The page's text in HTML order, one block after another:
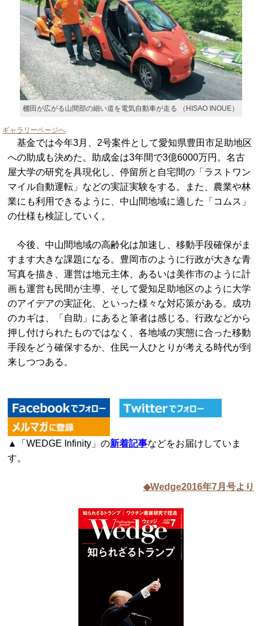
棚田が広がる山間部の細い道を電気自動車が走る （HISAO INOUE）
ギャラリーページへ
基金では今年3月、2号案件として愛知県豊田市足助地区
への助成も決めた。助成金は3年間で3億6000万円。名古
屋大学の研究を具現化し、停留所と自宅間の「ラストワン
マイル自動運転」などの実証実験をする。また、農業や林
業にも利用できるように、中山間地域に適した「コムス」
の仕様も検証していく。
今後、中山間地域の高齢化は加速し、移動手段確保がま
すます大きな課題になる。豊岡市のように行政が大きな青
写真を描き、運営は地元主体、あるいは美作市のように計
画も運営も民間が主導、そして愛知足助地区のように大学
のアイデアの実証化、といった様々な対応策がある。成功
のカギは、「自助」にあると筆者は感じる。行政などから
押し付けられたものではなく、各地域の実態に合った移動
手段をどう確保するか、住民一人ひとりが考える時代が到
来しつつある。
▲「WEDGE Infinity」の新着記事などをお届けしていま
す。
◆Wedge2016年7月号より